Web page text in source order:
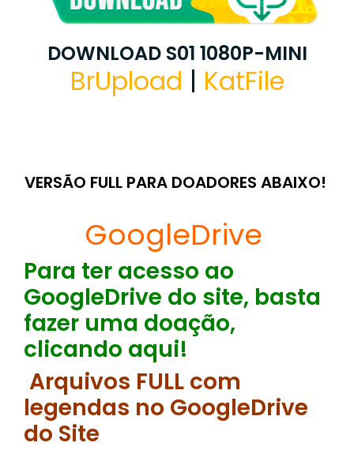
DOWNLOAD S01 1080P-MINI
BrUpload | KatFile
VERSÃO FULL PARA DOADORES ABAIXO!
GoogleDrive
Para ter acesso ao
GoogleDrive do site, basta
fazer uma doação,
clicando aqui!
Arquivos FULL com
legendas no GoogleDrive
do Site